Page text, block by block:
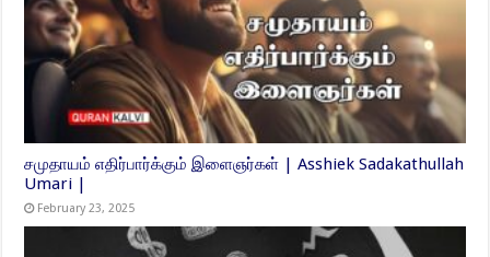
சமுதாயம் எதிர்பார்க்கும் இளைஞர்கள் | Asshiek Sadakathullah
Umari |
February 23, 2025